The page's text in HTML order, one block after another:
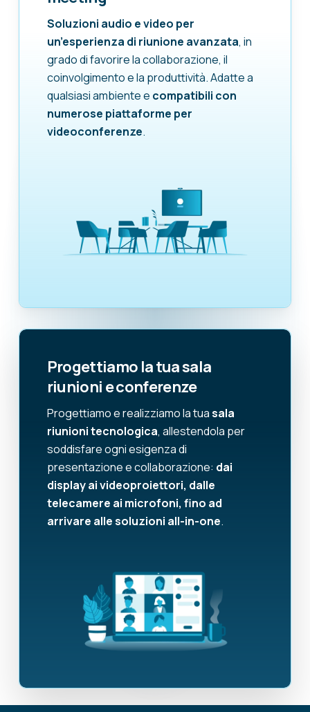
Soluzioni audio e video per
un’esperienza di riunione avanzata, in
grado di favorire la collaborazione, il
coinvolgimento e la produttività. Adatte a
qualsiasi ambiente e compatibili con
numerose piattaforme per
videoconferenze.
Progettiamo la tua sala
riunioni e conferenze
Progettiamo e realizziamo la tuasala
riunioni tecnologica, allestendola per
soddisfare ogni esigenza di
presentazione e collaborazione: dai
display ai videoproiettori, dalle
telecamere ai microfoni, fino ad
arrivare alle soluzioni all-in-one.